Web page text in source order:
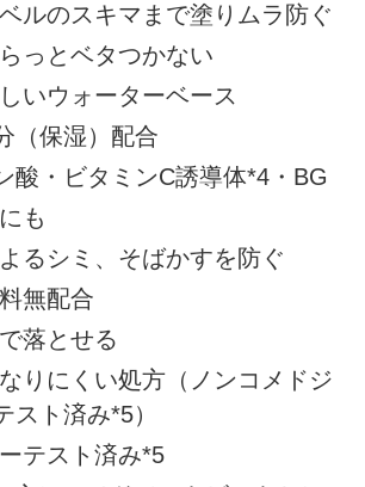
ルのスキマまで塗りムラ防ぐ
っとベタつかない
いウォーターベース
（保湿）配合
酸・ビタミンC誘導体*4・BG
も
るシミ、そばかすを防ぐ
無配合
落とせる
りにくい処方（ノンコメドジ
スト済み*5）
テスト済み*5